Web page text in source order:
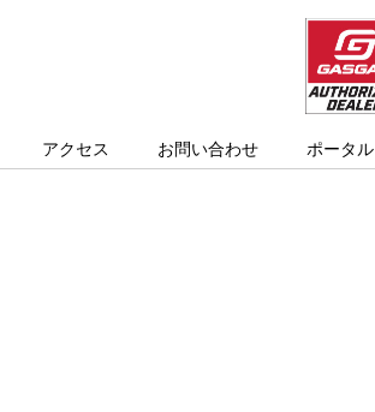
アクセス お問い合わせ ポータル